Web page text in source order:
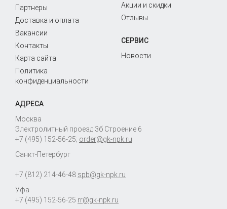
Партнеры
Доставка и оплата
Вакансии
Контакты
Карта сайта
Политика
конфиденциальности
Акции и скидки
Отзывы
СЕРВИС
Новости
АДРЕСА
Москва
Электролитный проезд 3б Строение 6
+7 (495) 152-56-25; order@gk-npk.ru
Санкт-Петербург
+7 (812) 214-46-48 spb@gk-npk.ru
Уфа
+7 (495) 152-56-25 rr@gk-npk.ru